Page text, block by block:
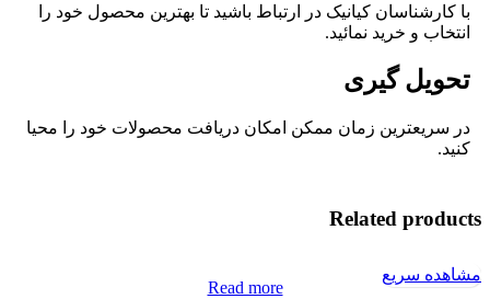
با کارشناسان کیانیک در ارتباط باشید تا بهترین محصول خود را
انتخاب و خرید نمائید.
تحویل گیری
در سریعترین زمان ممکن امکان دریافت محصولات خود را محیا
کنید.
Related products
مشاهده سریع
Read more